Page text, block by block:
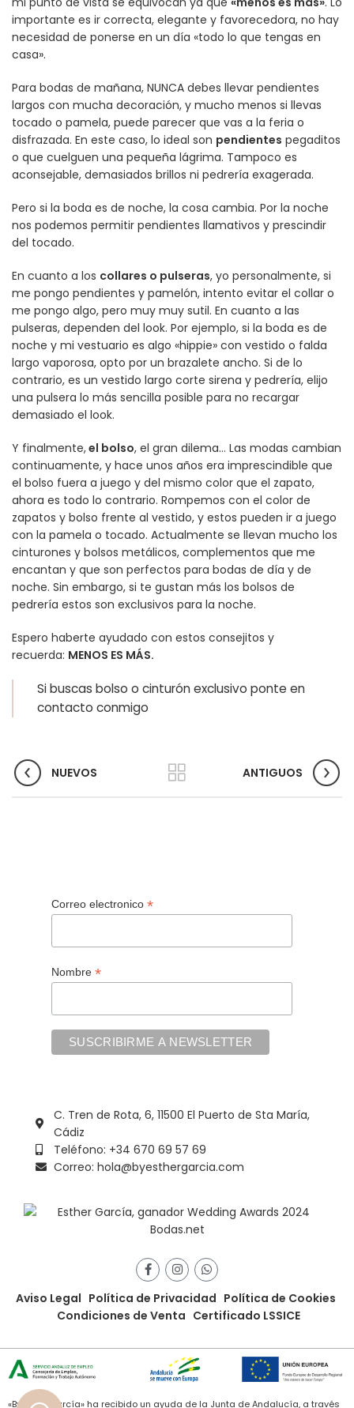
importante es ir correcta, elegante y favorecedora, no hay
necesidad de ponerse en un día «todo lo que tengas en
casa».
Para bodas de mañana, NUNCA debes llevar pendientes
largos con mucha decoración, y mucho menos si llevas
tocado o pamela, puede parecer que vas a la feria o
disfrazada. En este caso, lo ideal son pendientes pegaditos
o que cuelguen una pequeña lágrima. Tampoco es
aconsejable, demasiados brillos ni pedrería exagerada.
Pero si la boda es de noche, la cosa cambia. Por la noche
nos podemos permitir pendientes llamativos y prescindir
del tocado.
En cuanto a los collares o pulseras, yo personalmente, si
me pongo pendientes y pamelón, intento evitar el collar o
me pongo algo, pero muy muy sutil. En cuanto a las
pulseras, dependen del look. Por ejemplo, si la boda es de
noche y mi vestuario es algo «hippie» con vestido o falda
largo vaporosa, opto por un brazalete ancho. Si de lo
contrario, es un vestido largo corte sirena y pedrería, elijo
una pulsera lo más sencilla posible para no recargar
demasiado el look.
Y finalmente,el bolso, el gran dilema… Las modas cambian
continuamente, y hace unos años era imprescindible que
el bolso fuera a juego y del mismo color que el zapato,
ahora es todo lo contrario. Rompemos con el color de
zapatos y bolso frente al vestido, y estos pueden ir a juego
con la pamela o tocado. Actualmente se llevan mucho los
cinturones y bolsos metálicos, complementos que me
encantan y que son perfectos para bodas de día y de
noche. Sin embargo, si te gustan más los bolsos de
pedrería estos son exclusivos para la noche.
Espero haberte ayudado con estos consejitos y
recuerda: MENOS ES MÁS.
Si buscas bolso o cinturón exclusivo ponte en
contacto conmigo
NUEVOS ANTIGUOS
Correo electronico *
Nombre *
C. Tren de Rota, 6, 11500 El Puerto de Sta María,
Cádiz
Teléfono: +34 670 69 57 69
Correo: hola@byesthergarcia.com
Aviso Legal Política de Privacidad Política de Cookies
Condiciones de Venta Certificado LSSICE
«ByEstherGarcía» ha recibido un ayuda de la Junta de Andalucía, a través